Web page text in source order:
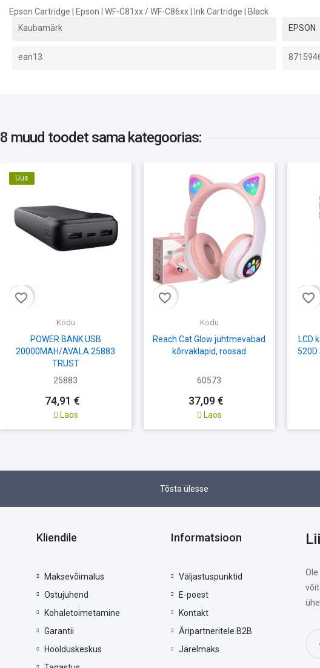
Epson Cartridge | Epson | WF-C81xx / WF-C86xx | Ink Cartridge | Black
Kaubamärk
EPSON
ean13
8 muud toodet sama kategoorias:
favorite_border
Uus
Kodu
POWER BANK USB
20000MAH/AVALA 25883
TRUST
25883
74,91 €
Laos
favorite_border
Kodu
Reach Cat Glow juhtmevabad
kõrvaklapid, roosad
60573
37,09 €
Laos
favorite_border
LCD
520D
Tõsta ülesse
Kliendile
Maksevõimalus
Ostujuhend
Kohaletoimetamine
Garantii
Hoolduskeskus
Informatsioon
Väljastuspunktid
E-poest
Kontakt
Äripartneritele B2B
Järelmaks